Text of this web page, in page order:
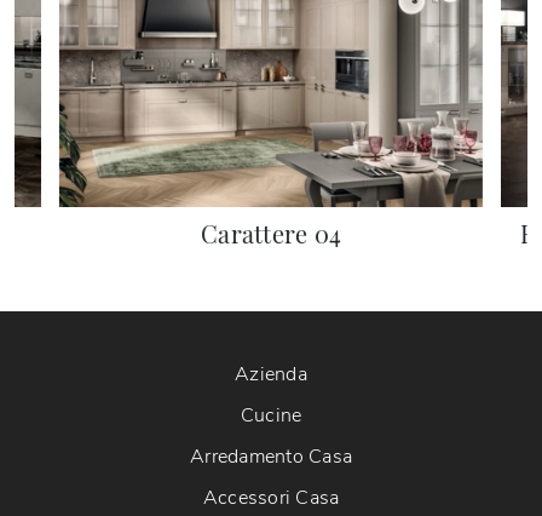
Carattere 04
Azienda
Cucine
Arredamento Casa
Accessori Casa